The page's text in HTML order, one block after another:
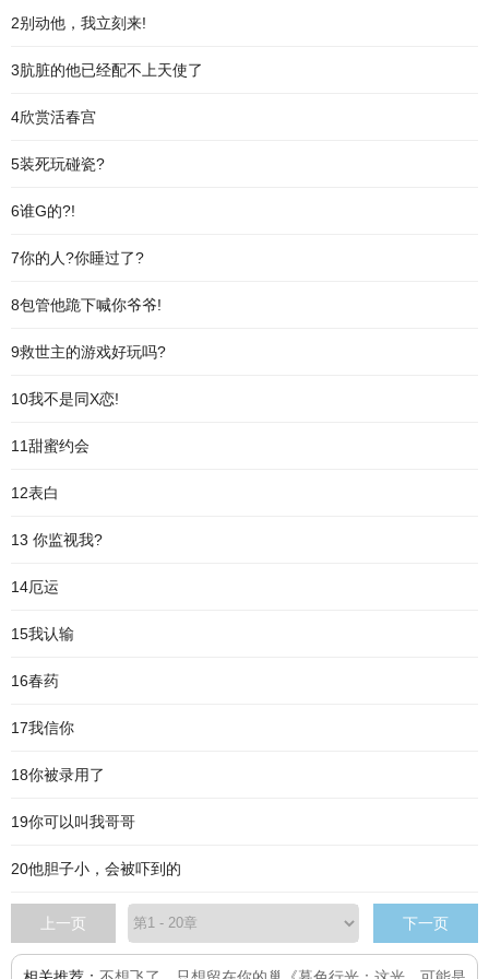
2别动他，我立刻来!
3肮脏的他已经配不上天使了
4欣赏活春宫
5装死玩碰瓷?
6谁G的?!
7你的人?你睡过了?
8包管他跪下喊你爷爷!
9救世主的游戏好玩吗?
10我不是同X恋!
11甜蜜约会
12表白
13 你监视我?
14厄运
15我认输
16春药
17我信你
18你被录用了
19你可以叫我哥哥
20他胆子小，会被吓到的
上一页 下一页